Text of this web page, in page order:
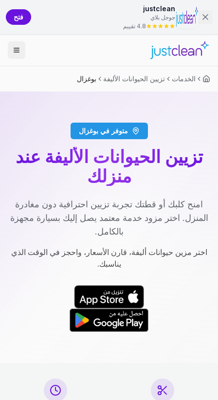
justclean
جوجل بلاي
4.8 تقييم
فتح
الخدمات تزيين الحيوانات الأليفة بوغزال
متوفر في بوغزال
تزيين الحيوانات الأليفة عند
منزلك
امنح كلبك أو قطتك تجربة تزيين احترافية دون مغادرة
المنزل. اختر مزود خدمة معتمد يصل إليك بسيارة مجهزة
بالكامل.
اختر مزين حيوانات أليفة، قارن الأسعار، واحجز في الوقت الذي
يناسبك.